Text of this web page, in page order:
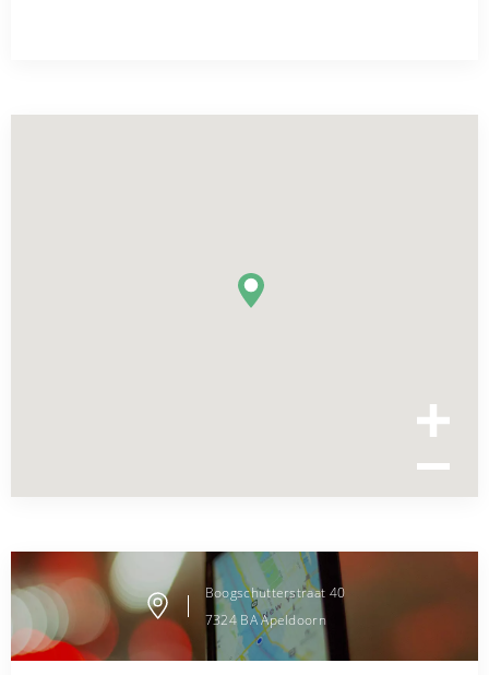
Boogschutterstraat 40
7324 BAApeldoorn